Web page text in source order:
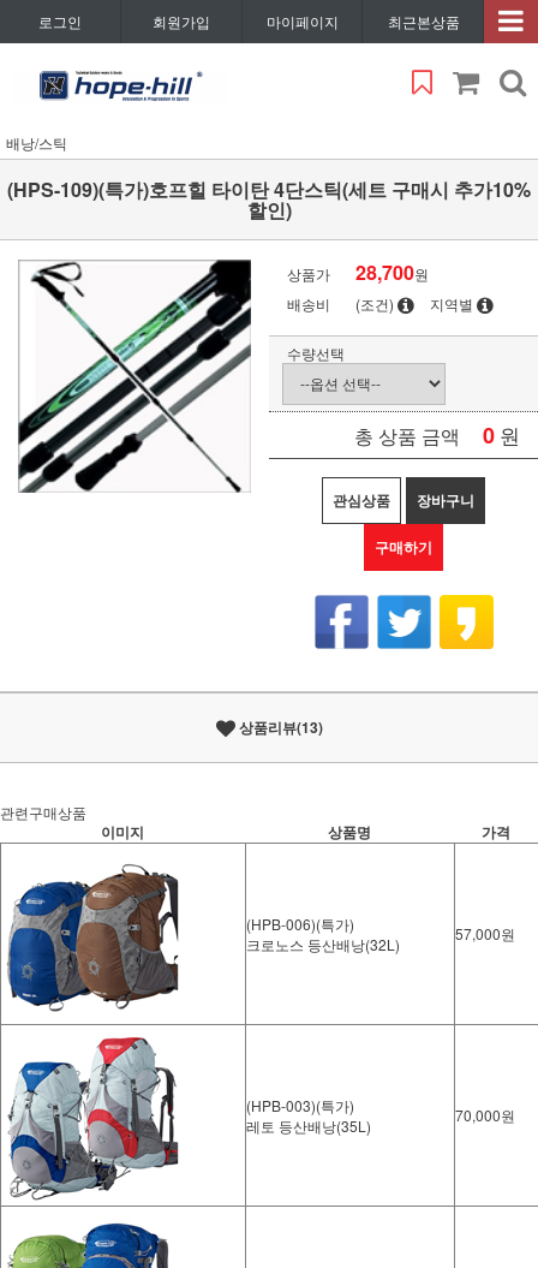
로그인 회원가입 마이페이지 최근본상품
배낭/스틱
(HPS-109)(특가)호프힐 타이탄 4단스틱(세트 구매시 추가10%
할인)
상품가 28,700원
배송비
(조건) 지역별
수량선택
총 상품 금액 0 원
관심상품 장바구니
구매하기
상품리뷰(13)
관련구매상품
이미지 상품명 가격
(HPB-006)(특가)
크로노스 등산배낭(32L)
57,000원
(HPB-003)(특가)
레토 등산배낭(35L)
70,000원